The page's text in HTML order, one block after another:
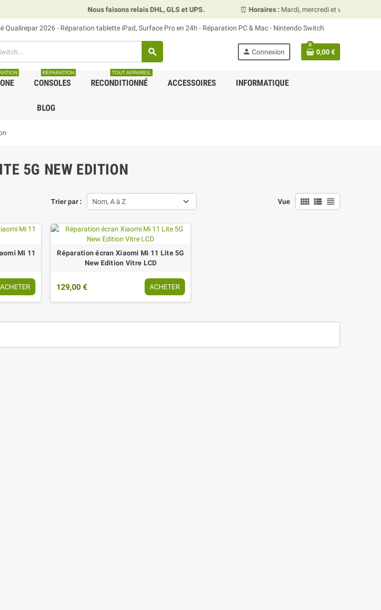
Nous faisons relais DHL, GLS et UPS. ⏰Horaires : Mardi, mercredi et vendredi 10h00–13h30 &
2026 - Réparation tablette iPad, Surface Pro en 24h - Réparation PC & Mac - Nintendo Switch
search person Connexion
0
0,00 €
CONSOLES
RÉPARATION
RECONDITIONNÉ
TOUT APPAREIL
ACCESSOIRES INFORMATIQUE
BLOG
5G NEW EDITION
Trier par : Nom, A à Z Vue view_comfy view_list view_headline
Mi 11
ACHETER
Réparation écran Xiaomi Mi 11 Lite 5G
New Edition Vitre LCD
129,00 € ACHETER